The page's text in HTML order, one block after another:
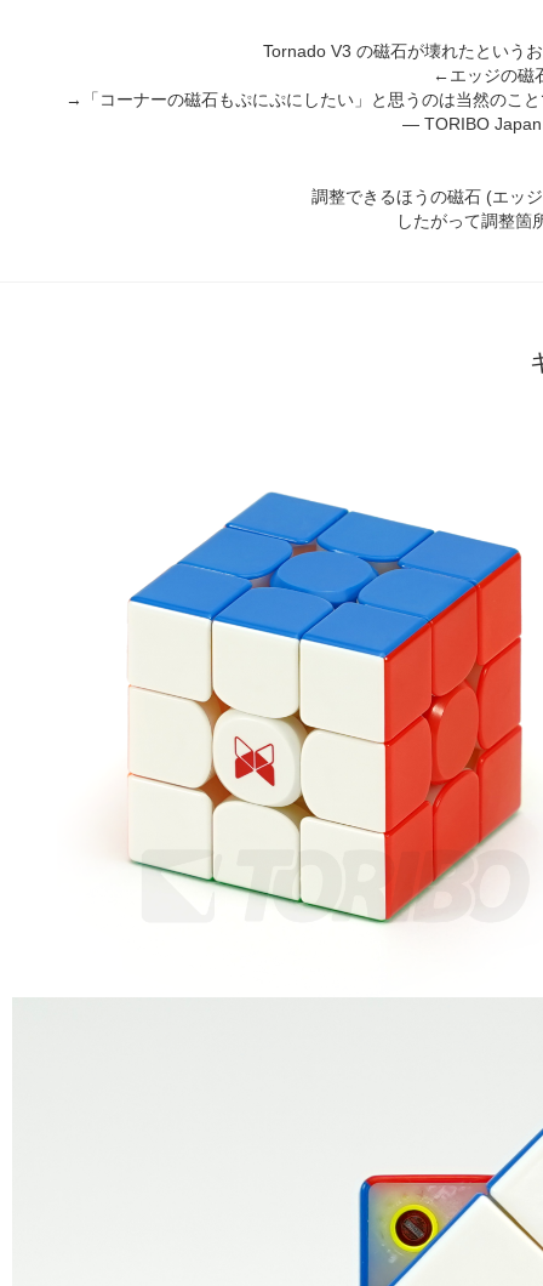
Tornado V3 の磁石が壊れたという
←エッジの磁
→「コーナーの磁石もぷにぷにしたい」と思うのは当然のこ
— TORIBO
調整できるほうの磁石 (エッ
したがって調整箇